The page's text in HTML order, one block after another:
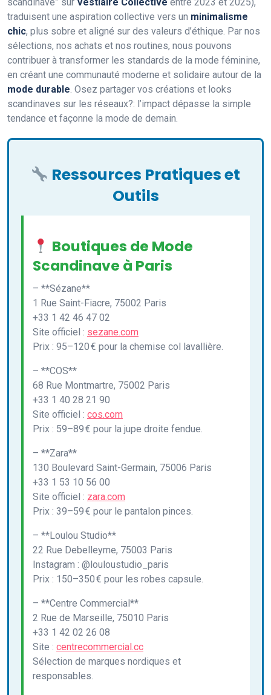
scandinave” sur Vestiaire Collective entre 2023 et 2025),
traduisent une aspiration collective vers un minimalisme
chic, plus sobre et aligné sur des valeurs d’éthique. Par nos
sélections, nos achats et nos routines, nous pouvons
contribuer à transformer les standards de la mode féminine,
en créant une communauté moderne et solidaire autour de la
mode durable. Osez partager vos créations et looks
scandinaves sur les réseaux?: l’impact dépasse la simple
tendance et façonne la mode de demain.
Ressources Pratiques et
Outils
Boutiques de Mode
Scandinave à Paris
– **Sézane**
1 Rue Saint-Fiacre, 75002 Paris
+33 1 42 46 47 02
Site officiel : sezane.com
Prix : 95–120 € pour la chemise col lavallière.
– **COS**
68 Rue Montmartre, 75002 Paris
+33 1 40 28 21 90
Site officiel : cos.com
Prix : 59–89 € pour la jupe droite fendue.
– **Zara**
130 Boulevard Saint-Germain, 75006 Paris
+33 1 53 10 56 00
Site officiel : zara.com
Prix : 39–59 € pour le pantalon pinces.
– **Loulou Studio**
22 Rue Debelleyme, 75003 Paris
Instagram : @louloustudio_paris
Prix : 150–350 € pour les robes capsule.
– **Centre Commercial**
2 Rue de Marseille, 75010 Paris
+33 1 42 02 26 08
Site : centrecommercial.cc
Sélection de marques nordiques et
responsables.